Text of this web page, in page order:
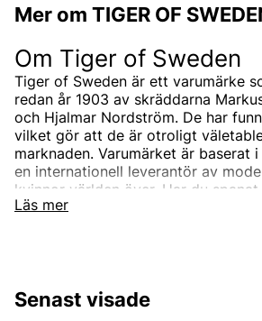
Mer om TIGER OF
Läs mer
Om Tiger of Sweden
Tiger of Sweden är ett varumärke
redan år 1903 av skräddarna
och Hjalmar Nordström. De har
vilket gör att de är otroligt
marknaden. Varumärket är baserat
en internationell leverantör av
kvinnor världen över. Har du
Swedens sortiment än? Vi erbjuder
tidlöst och modernt. Produkterna är
Senast visade